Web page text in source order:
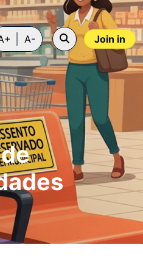
Join in
A-